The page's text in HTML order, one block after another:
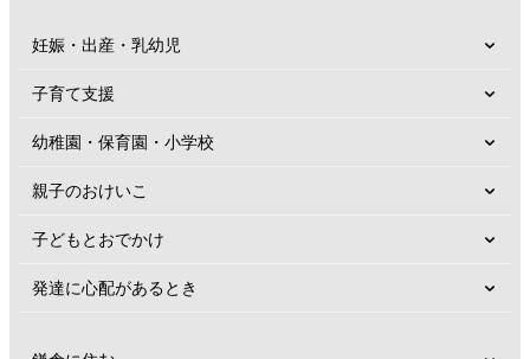
妊娠・出産・乳幼児
子育て支援
幼稚園・保育園・小学校
親子のおけいこ
子どもとおでかけ
発達に心配があるとき